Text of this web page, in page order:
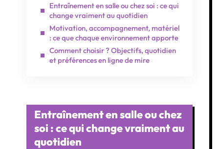
Entraînement en salle ou chez soi : ce qui
change vraiment au quotidien
Motivation, accompagnement, matériel
: ce que chaque environnement apporte
Comment choisir ? Objectifs, quotidien
et préférences en ligne de mire
Entraînement en salle ou chez
soi : ce qui change vraiment au
quotidien